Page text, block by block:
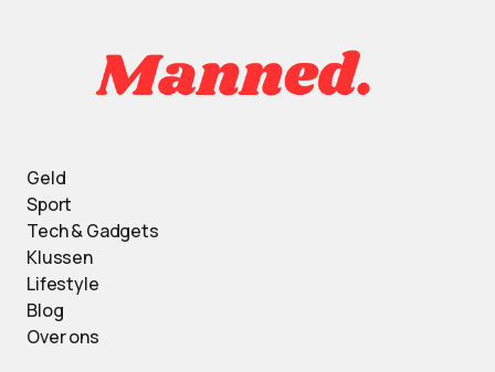
Geld
Sport
Tech & Gadgets
Klussen
Lifestyle
Blog
Over ons